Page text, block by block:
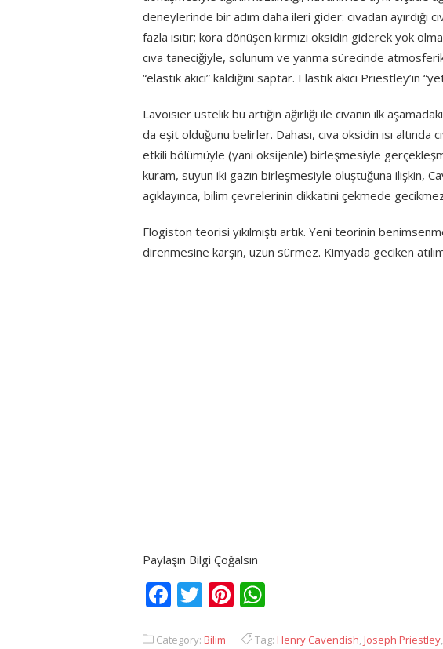
deneylerinde bir adım daha ileri gider: cıvadan ayırdığı
fazla ısıtır; kora dönüşen kırmızı oksidin giderek yok
cıva taneciğiyle, solunum ve yanma sürecinde
“elastik akıcı” kaldığını saptar. Elastik akıcı Priestley’in
Lavoisier üstelik bu artığın ağırlığı ile cıvanın ilk aşamadaki
da eşit olduğunu belirler. Dahası, cıva oksidin ısı altında
etkili bölümüyle (yani oksijenle) birleşmesiyle
kuram, suyun iki gazın birleşmesiyle oluştuğuna ilişkin,
açıklayınca, bilim çevrelerinin dikkatini çekmede
Flogiston teorisi yıkılmıştı artık. Yeni teorinin
direnmesine karşın, uzun sürmez. Kimyada geciken
Paylaşın Bilgi Çoğalsın
Facebook
TwitterPinterest
Category: Bilim Tag: Henry Cavendish,Joseph Priestley,